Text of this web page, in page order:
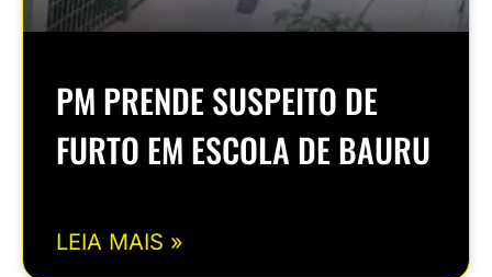
PM PRENDE SUSPEITO DE
FURTO EM ESCOLA DE BAURU
LEIA MAIS »